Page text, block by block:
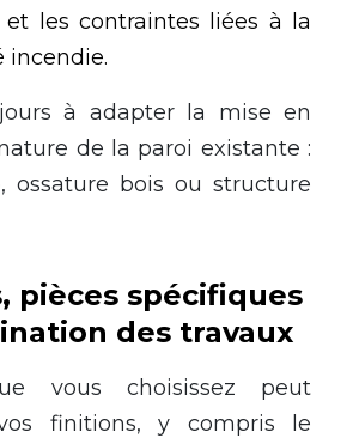
les contraintes liées à la
incendie.
à adapter la mise en
de la paroi existante :
ossature bois ou structure
pièces spécifiques
des travaux
vous choisissez peut
finitions, y compris le